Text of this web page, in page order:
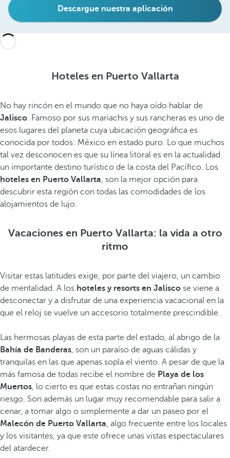
Descargue nuestra aplicación
Hoteles en Puerto Vallarta
No hay rincón en el mundo que no haya oído hablar de
Jalisco. Famoso por sus mariachis y sus rancheras es uno de
esos lugares del planeta cuya ubicación geográfica es
conocida por todos: México en estado puro. Lo que muchos
tal vez desconocen es que su línea litoral es en la actualidad
un importante destino turístico de la costa del Pacífico. Los
hoteles en Puerto Vallarta, son la mejor opción para
descubrir esta región con todas las comodidades de los
alojamientos de lujo.
Vacaciones en Puerto Vallarta: la vida a otro
ritmo
Visitar estas latitudes exige, por parte del viajero, un cambio
de mentalidad. A los hoteles y resorts en Jalisco se viene a
desconectar y a disfrutar de una experiencia vacacional en la
que el reloj se vuelve un accesorio totalmente prescindible.
Las hermosas playas de esta parte del estado, al abrigo de la
Bahía de Banderas, son un paraíso de aguas cálidas y
tranquilas en las que apenas sopla el viento. A pesar de que la
más famosa de todas recibe el nombre de Playa de los
Muertos, lo cierto es que estas costas no entrañan ningún
riesgo. Son además un lugar muy recomendable para salir a
cenar, a tomar algo o simplemente a dar un paseo por el
Malecón de Puerto Vallarta, algo frecuente entre los locales
y los visitantes, ya que este ofrece unas vistas espectaculares
del atardecer.